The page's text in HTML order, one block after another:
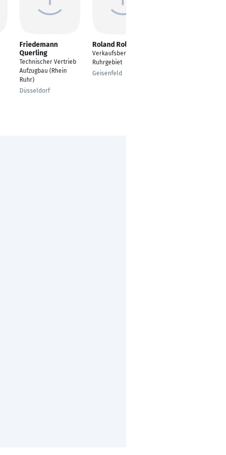
Friedemann
Querling
Technischer Vertrieb
Aufzugbau (Rhein
Ruhr)
Düsseldorf
Roland Rolla
Verkaufsberater B2B
Ruhrgebiet
Geisenfeld